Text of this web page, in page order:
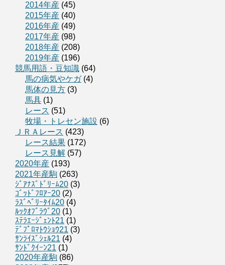
2014年産 (45)
2015年産 (40)
2016年産 (49)
2017年産 (98)
2018年産 (208)
2019年産 (196)
競馬用語・豆知識 (64)
馬の病気やケガ(4)
馬体の見方 (3)
馬具 (1)
レース (51)
牧場・トレセン施設 (6)
ＪＲＡレース (423)
レース結果 (172)
レース見解 (57)
2020年産 (193)
2021年産駒 (263)
ｼﾞｱﾅｽﾞﾄﾞﾘｰﾑ20 (3)
ｺﾞｯﾄﾞﾌﾛｱｰ20 (2)
ﾗｽﾞﾍﾞﾘｰﾀｲﾑ20 (4)
ﾙｯｸｵﾌﾞﾗｳﾞ20 (1)
ｽﾃﾗｴｰｼﾞｪﾝﾄ21 (1)
ﾃﾞﾌﾟﾛﾏﾄｳｼｮｳ21 (3)
ｻﾝﾗｲｽﾞｼｪﾙ21 (4)
ｻﾝﾄﾞｸｲｰﾝ21 (1)
2020年産駒 (86)